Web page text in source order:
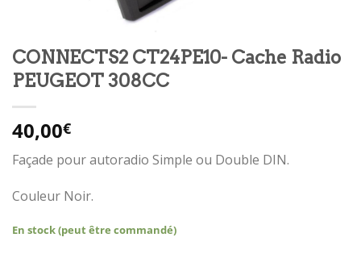
CONNECTS2 CT24PE10- Cache Radio
PEUGEOT 308CC
40,00€
Façade pour autoradio Simple ou Double DIN.
Couleur Noir.
En stock (peut être commandé)